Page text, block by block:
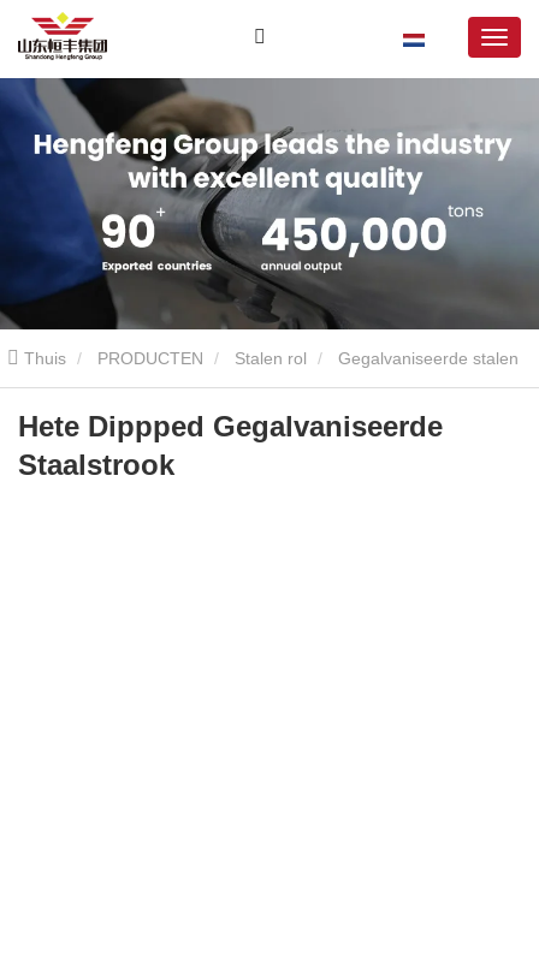
Thuis PRODUCTEN Stalen rol Gegalvaniseerde stalen
spoel Hete Dippped Gegalvaniseerde Staalstrook
Hete Dippped Gegalvaniseerde
Staalstrook